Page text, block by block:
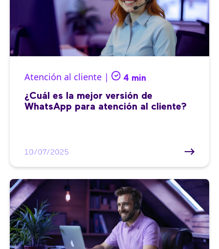
Atención al cliente | 4 min
¿Cuál es la mejor versión de
WhatsApp para atención al cliente?
10/07/2025